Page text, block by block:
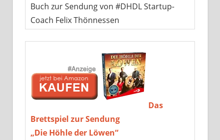
Buch zur Sendung von #DHDL Startup-
Coach Felix Thönnessen
Das
Brettspiel zur Sendung
„Die Höhle der Löwen“